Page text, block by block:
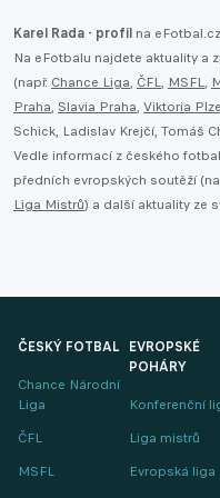
Karel Rada - profil na
Na eFotbalu najdete aktuality a
(např. Chance Liga, ČFL, MSFL,
Praha, Slavia Praha, Viktoria
Schick, Ladislav Krejčí, Tomáš
Vedle informací z českého
předních evropských soutěží
Liga Mistrů) a další aktuality ze
ČESKÝ FOTBAL
Chance Národní
Liga
ČFL
MSFL
EVROPSKÉ
POHÁRY
Konferenční
Liga mistrů
Evropská liga